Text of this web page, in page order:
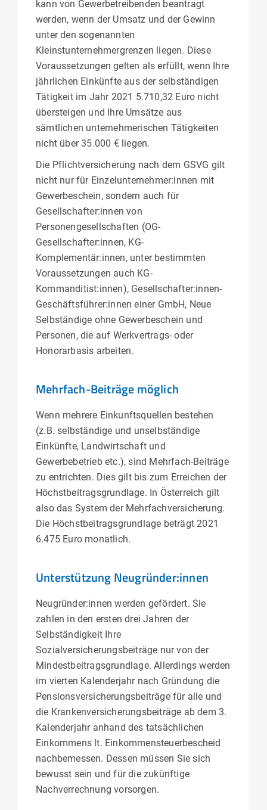
kann von Gewerbetreibenden beantragt
werden, wenn der Umsatz und der Gewinn
unter den sogenannten
Kleinstunternehmergrenzen liegen. Diese
Voraussetzungen gelten als erfüllt, wenn Ihre
jährlichen Einkünfte aus der selbständigen
Tätigkeit im Jahr 2021 5.710,32 Euro nicht
übersteigen und Ihre Umsätze aus
sämtlichen unternehmerischen Tätigkeiten
nicht über 35.000 € liegen.
Die Pflichtversicherung nach dem GSVG gilt
nicht nur für Einzelunternehmer:innen mit
Gewerbeschein, sondern auch für
Gesellschafter:innen von
Personengesellschaften (OG-
Gesellschafter:innen, KG-
Komplementär:innen, unter bestimmten
Voraussetzungen auch KG-
Kommanditist:innen), Gesellschafter:innen-
Geschäftsführer:innen einer GmbH, Neue
Selbständige ohne Gewerbeschein und
Personen, die auf Werkvertrags- oder
Honorarbasis arbeiten.
Mehrfach-Beiträge möglich
Wenn mehrere Einkunftsquellen bestehen
(z.B. selbständige und unselbständige
Einkünfte, Landwirtschaft und
Gewerbebetrieb etc.), sind Mehrfach-Beiträge
zu entrichten. Dies gilt bis zum Erreichen der
Höchstbeitragsgrundlage. In Österreich gilt
also das System der Mehrfachversicherung.
Die Höchstbeitragsgrundlage beträgt 2021
6.475 Euro monatlich.
Unterstützung Neugründer:innen
Neugründer:innen werden gefördert. Sie
zahlen in den ersten drei Jahren der
Selbständigkeit Ihre
Sozialversicherungsbeiträge nur von der
Mindestbeitragsgrundlage. Allerdings werden
im vierten Kalenderjahr nach Gründung die
Pensionsversicherungsbeiträge für alle und
die Krankenversicherungsbeiträge ab dem 3.
Kalenderjahr anhand des tatsächlichen
Einkommens lt. Einkommensteuerbescheid
nachbemessen. Dessen müssen Sie sich
bewusst sein und für die zukünftige
Nachverrechnung vorsorgen.